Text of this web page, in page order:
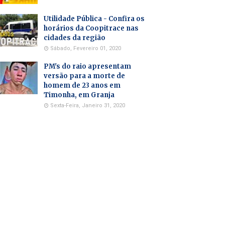
Utilidade Pública - Confira os
horários da Coopitrace nas
cidades da região
Sábado, Fevereiro 01, 2020
PM's do raio apresentam
versão para a morte de
homem de 23 anos em
Timonha, em Granja
Sexta-Feira, Janeiro 31, 2020